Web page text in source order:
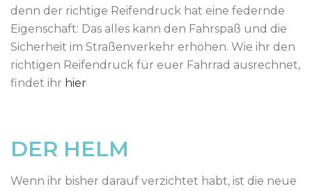
denn der richtige Reifendruck hat eine federnde
Eigenschaft: Das alles kann den Fahrspaß und die
Sicherheit im Straßenverkehr erhöhen. Wie ihr den
richtigen Reifendruck für euer Fahrrad ausrechnet,
findet ihr hier
DER HELM
Wenn ihr bisher darauf verzichtet habt, ist die neue